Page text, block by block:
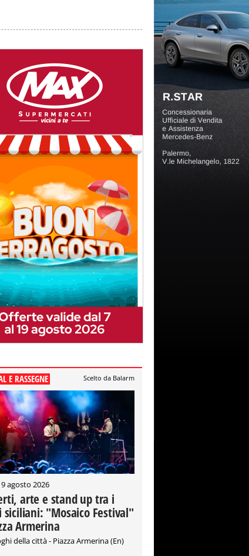
E RASSEGNE Scelto da Balarm
9 agosto 2026
arte e stand up tra i
siciliani: "Mosaico Festival"
Armerina
della città - Piazza Armerina (En)